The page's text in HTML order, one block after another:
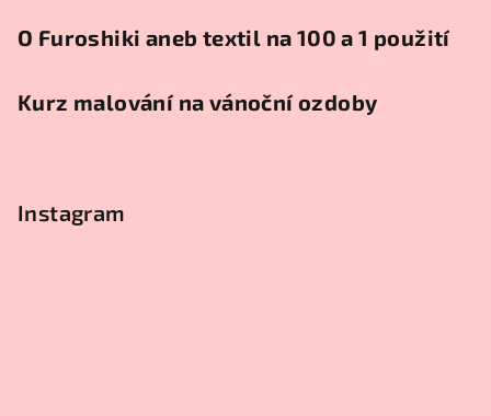
O Furoshiki aneb textil na 100 a 1 použití
Kurz malování na vánoční ozdoby
Instagram